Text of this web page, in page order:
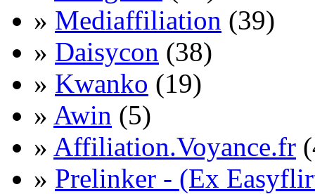
» Mediaffiliation (39)
» Daisycon (38)
» Kwanko (19)
» Awin (5)
» Affiliation.Voyance.fr
» Prelinker - (Ex